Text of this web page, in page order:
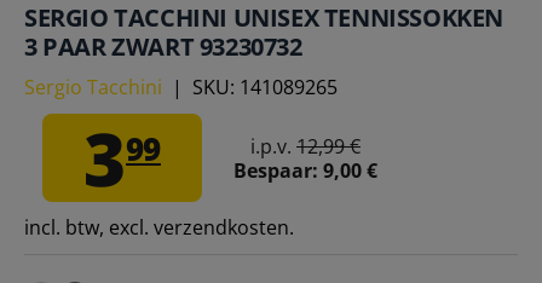
SERGIO TACCHINI UNISEX TENNISSOKKEN
3 PAAR ZWART 93230732
Sergio Tacchini | SKU: 141089265
399 i.p.v. 12,99 €
Bespaar: 9,00 €
incl. btw, excl. verzendkosten.